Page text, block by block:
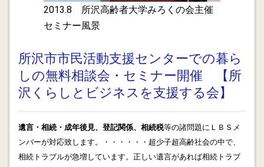
方、ありがとうございます。 取り急ぎ、年金分割の手続
きに関するブログを掲載致します。
平成２６年４月９日 所沢市緑寿荘(老人福祉センター)
でＬＢＳ主催の第６回無料セミナー「楽しく終活を学
ぶ！！」が開催されます。 テーマは １.遺言教室･･･生き
続けるために･･･ ２.現代お墓事情･･･講師はセレモア
す。
2014.03.03
2013.8 所沢高齢者大学みろくの会主催
セミナー風景
所沢市市民活動支援センターでの暮ら
しの無料相談会・セミナー開催 【所
沢くらしとビジネスを支援する会】
遺言・相続・成年後見、登記関係、相続税等の諸問題にＬＢＳメ
ンバーが対応致します。・・・・・・超少子超高齢社会の中で、
相続トラブルが急増しています。正しい遺言があれば相続トラブ